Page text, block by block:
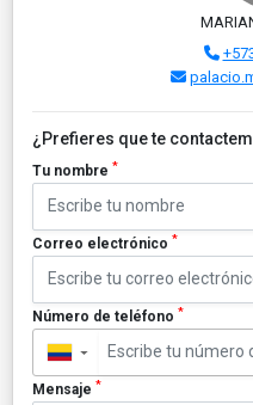
¿Prefieres que te
Tu nombre *
Correo electrónico *
Número de teléfono *
▼
Mensaje *